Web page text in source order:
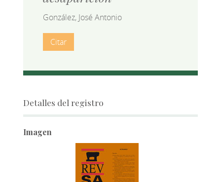
González, José Antonio
Citar
Detalles del registro
Imagen